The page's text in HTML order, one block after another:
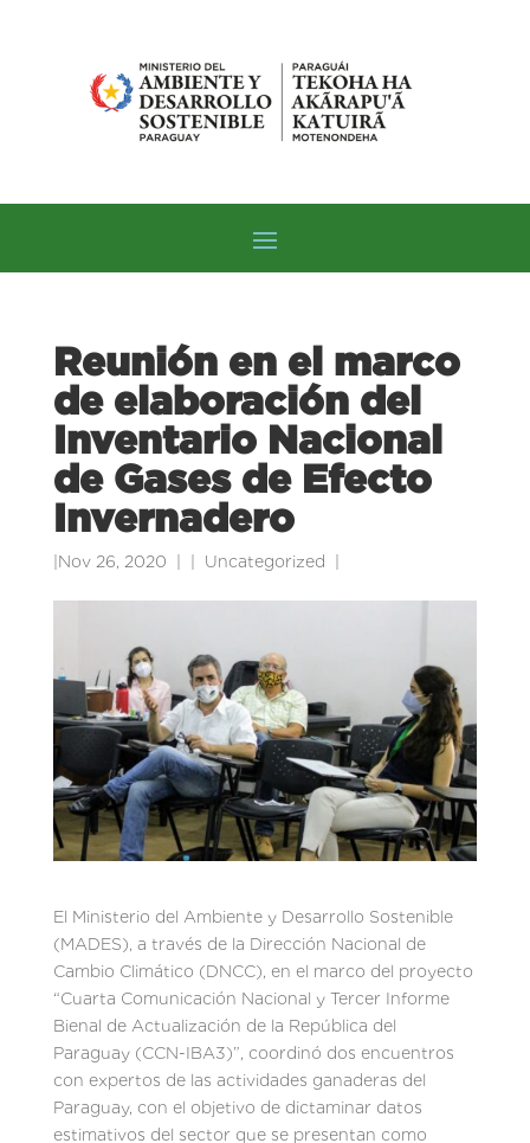
Reunión en el marco
de elaboración del
Inventario Nacional
de Gases de Efecto
Invernadero
Nov 26, 2020 Uncategorized
El Ministerio del Ambiente y Desarrollo Sostenible
(MADES), a través de la Dirección Nacional de
Cambio Climático (DNCC), en el marco del proyecto
“Cuarta Comunicación Nacional y Tercer Informe
Bienal de Actualización de la República del
Paraguay (CCN-IBA3)”, coordinó dos encuentros
con expertos de las actividades ganaderas del
Paraguay, con el objetivo de dictaminar datos
estimativos del sector que se presentan como